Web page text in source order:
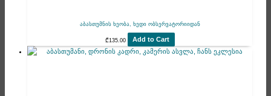
აბასთუმნის ხეობა, ხედი ობსერვატორიიდან
₾135.00 Add to Cart